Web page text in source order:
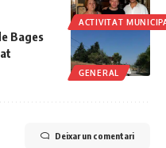
ACTIVITAT
GENERAL
Bages
Deixar un comentari